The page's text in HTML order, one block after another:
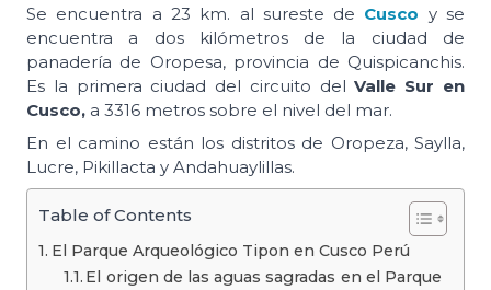
Se encuentra a 23 km. al sureste de Cusco y se
encuentra a dos kilómetros de la ciudad de
panadería de Oropesa, provincia de Quispicanchis.
Es la primera ciudad del circuito delValle Sur en
Cusco, a 3316 metros sobre el nivel del mar.
En el camino están los distritos de Oropeza, Saylla,
Lucre, Pikillacta y Andahuaylillas.
Table of Contents
El Parque Arqueológico Tipon en Cusco Perú
El origen de las aguas sagradas en el Parque